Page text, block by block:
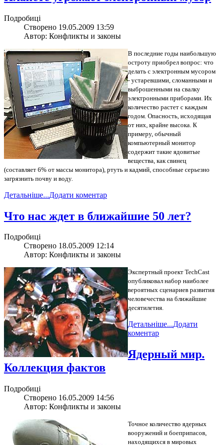
Подробиці
Створено 19.05.2009 13:59
Автор: Конфликты и законы
В последние годы наибольшую
остроту приобрел вопрос: что
делать с электронным мусором
- устаревшими, сломанными и
выброшенными на свалку
электронными приборами. Их
количество растет с каждым
годом. Опасность, исходящая
от них, крайне высока. К
примеру, обычный
компьютерный монитор
содержит такие ядовитые
вещества, как свинец
(составляет 6% от массы монитора), ртуть и кадмий, способные серьезно
загрязнить почву и воду.
Детальніше...Додати коментар
Что нас ждет в ближайшие 50 лет?
Подробиці
Створено 18.05.2009 12:14
Автор: Конфликты и законы
Экспертный проект TechCast
опубликовал набор наиболее
вероятных сценариев развития
человечества на ближайшие
десятилетия.
Детальніше...Додати
коментар
Ядерный мир.
Коллекция фактов
Подробиці
Створено 16.05.2009 14:56
Автор: Конфликты и законы
Точное количество ядерных
вооружений и боеприпасов,
находящихся в мировых